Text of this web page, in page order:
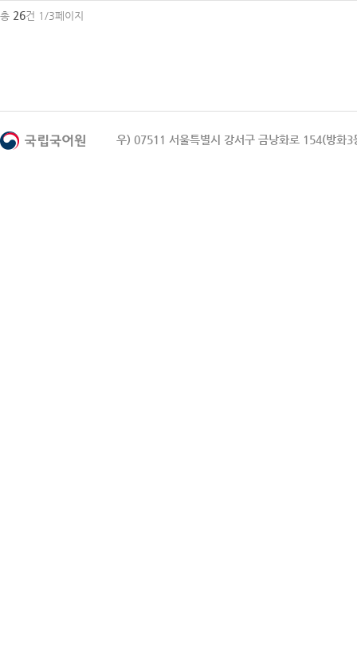
총 26건 1/3페이지
우) 07511 서울특별시 강서구 금낭화로 154(방화3